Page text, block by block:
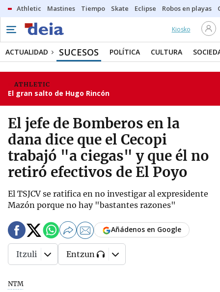
Athletic Mastines Tiempo Skate Eclipse Robos en playas
Kiosko
ACTUALIDAD SUCESOS POLÍTICA CULTURA
ATHLETIC
El gran salto de Hugo Rincón
El jefe de Bomberos en la
dana dice que el Cecopi
trabajó "a ciegas" y que él no
retiró efectivos de El Poyo
El TSJCV se ratifica en no investigar al expresidente
Mazón porque no hay "bastantes razones"
NTM
Añádenos en Google
Itzuli Entzun